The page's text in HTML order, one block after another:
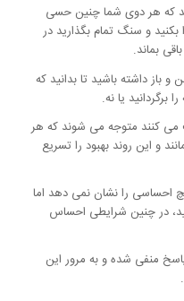
که هر دوی شما چنین حسی
بکنید و سنگ تمام بگذارید در
بماند.
و باز داشته باشید تا بدانید که
یا نه.
می کنند متوجه می شوند که هر
و این روند بهبود را تسریع
احساسی را نشان نمی دهد اما
در چنین شرایطی احساس
منفی شده و به مرور این